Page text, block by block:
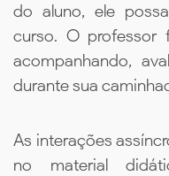
do aluno, ele
curso. O professor
acompanhando,
durante sua
As interações
no material